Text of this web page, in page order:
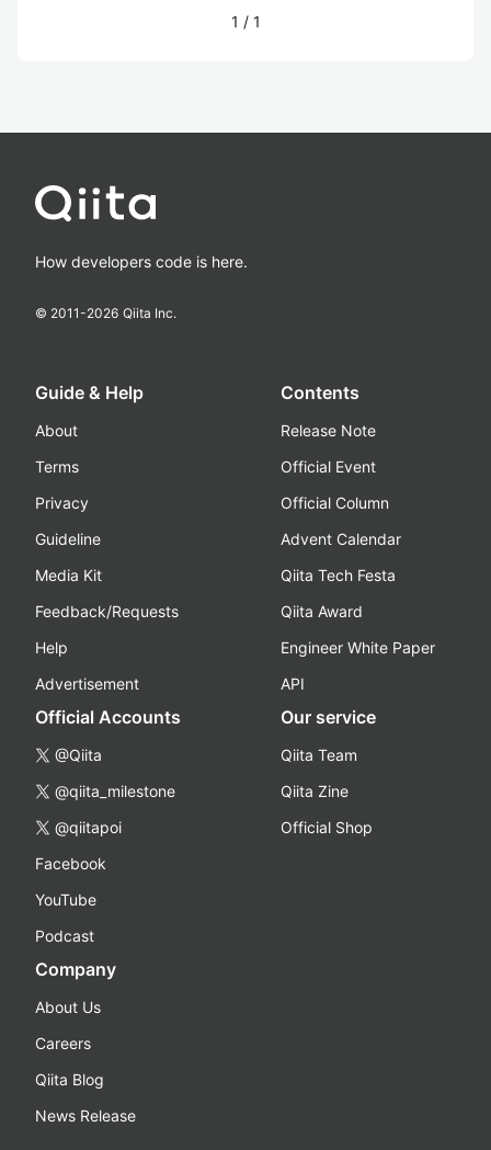
1 / 1
How developers code is here.
© 2011-2026 Qiita Inc.
Guide & Help
About
Terms
Privacy
Guideline
Media Kit
Feedback/Requests
Help
Advertisement
Contents
Release Note
Official Event
Official Column
Advent Calendar
Qiita Tech Festa
Qiita Award
Engineer White Paper
API
Official Accounts
@Qiita
@qiita_milestone
@qiitapoi
Facebook
YouTube
Podcast
Our service
Qiita Team
Qiita Zine
Official Shop
Company
About Us
Careers
Qiita Blog
News Release